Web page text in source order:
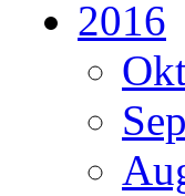
2016